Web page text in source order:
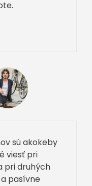
sú akokeby
viesť pri
pri druhých
pasívne